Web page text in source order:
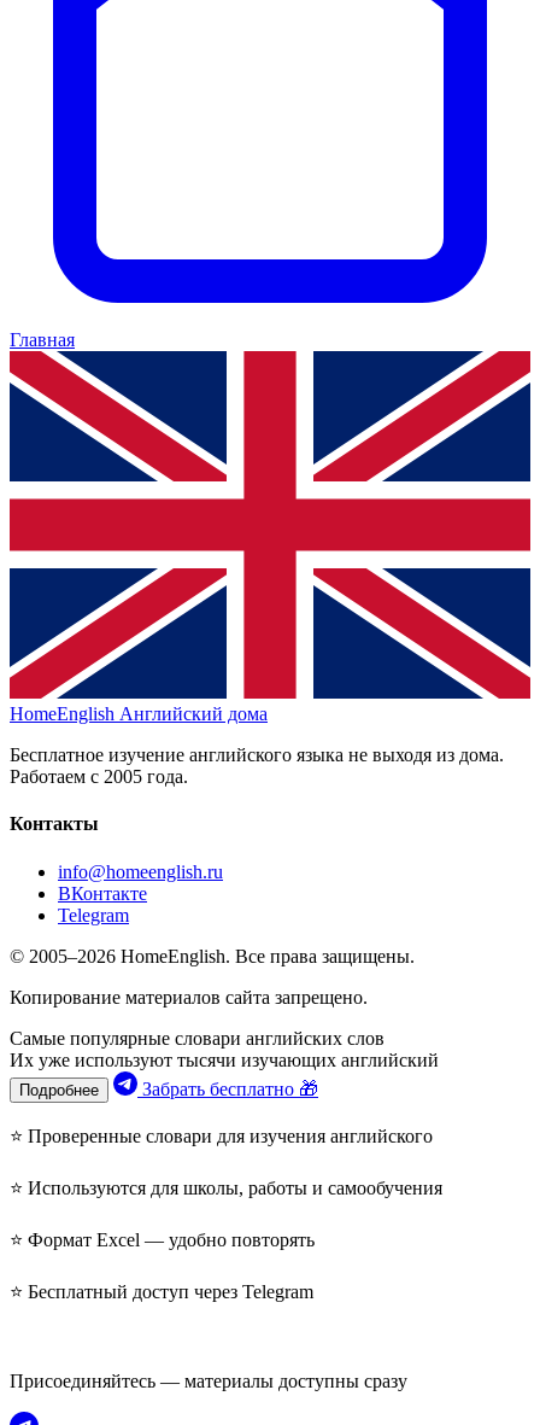
Главная
HomeEnglish Английский дома
Бесплатное изучение английского языка не выходя из дома.
Работаем с 2005 года.
Контакты
info@homeenglish.ru
ВКонтакте
Telegram
© 2005–2026 HomeEnglish. Все права защищены.
Копирование материалов сайта запрещено.
Самые популярные словари английских слов
Их уже используют тысячи изучающих английский
Подробнее Забрать бесплатно 🎁
⭐ Проверенные словари для изучения английского
⭐ Используются для школы, работы и самообучения
⭐ Формат Excel — удобно повторять
⭐ Бесплатный доступ через Telegram
Присоединяйтесь — материалы доступны сразу